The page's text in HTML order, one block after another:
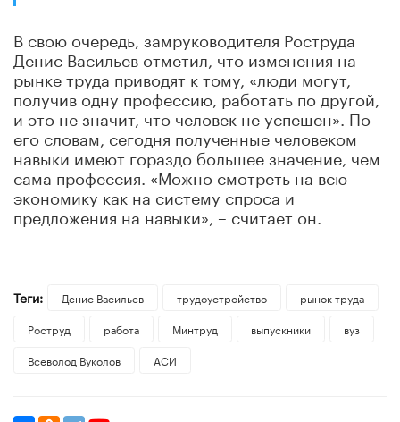
В свою очередь, замруководителя Роструда
Денис Васильев отметил, что изменения на
рынке труда приводят к тому, «люди могут,
получив одну профессию, работать по другой,
и это не значит, что человек не успешен». По
его словам, сегодня полученные человеком
навыки имеют гораздо большее значение, чем
сама профессия. «Можно смотреть на всю
экономику как на систему спроса и
предложения на навыки», – считает он.
Теги: Денис Васильев трудоустройство
рынок труда
Роструд
работа Минтруд выпускники
вуз
Всеволод Вуколов
АСИ